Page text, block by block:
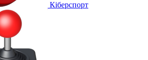
Кіберспорт